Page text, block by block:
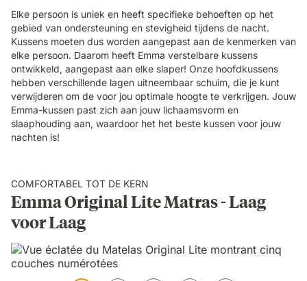
Elke persoon is uniek en heeft specifieke behoeften op het
gebied van ondersteuning en stevigheid tijdens de nacht.
Kussens moeten dus worden aangepast aan de kenmerken van
elke persoon. Daarom heeft Emma verstelbare kussens
ontwikkeld, aangepast aan elke slaper! Onze hoofdkussens
hebben verschillende lagen uitneembaar schuim, die je kunt
verwijderen om de voor jou optimale hoogte te verkrijgen. Jouw
Emma-kussen past zich aan jouw lichaamsvorm en
slaaphouding aan, waardoor het het beste kussen voor jouw
nachten is!
COMFORTABEL TOT DE KERN
Emma Original Lite Matras - Laag
voor Laag